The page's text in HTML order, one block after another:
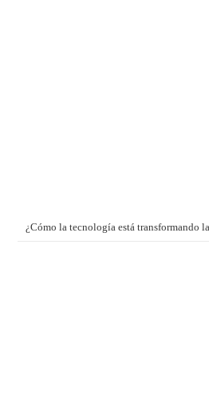
¿Cómo la tecnología está transformando